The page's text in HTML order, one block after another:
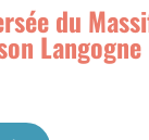
du
Langogne